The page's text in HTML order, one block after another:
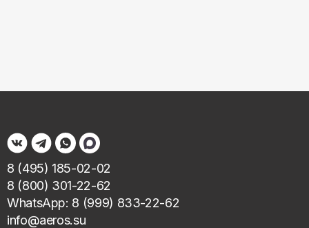
8 (495) 185-02-02
8 (800) 301-22-62
WhatsApp: 8 (999) 833-22-62
info@aeros.su